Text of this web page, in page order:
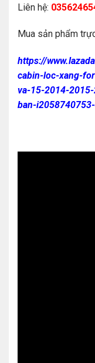
Liên hệ:
Mua sản phẩm
https://
cabin-loc-xang-
va-15-2014-
ban-